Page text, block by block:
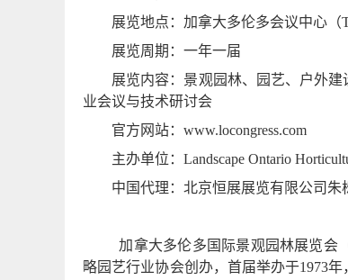
展览地点：加拿大多伦多会议中心（
展览周期：一年一届
展览内容：景观园林、园艺、户外
业会议与技术研讨会
官方网站： www.locongress.com
主办单位： Landscape Ontario
中国代理：北京恒展展览有限公司朱
加拿大多伦多国际景观园林展览会
略园艺行业协会创办，首届举办于1973年